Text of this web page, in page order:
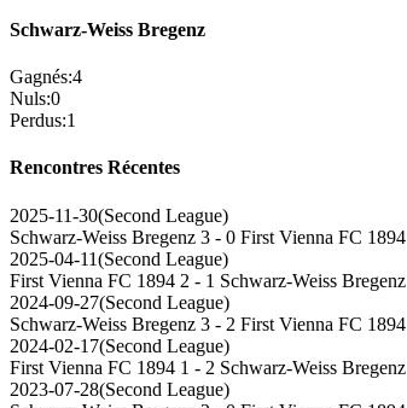
Schwarz-Weiss Bregenz
Gagnés:4
Nuls:0
Perdus:1
Rencontres Récentes
2025-11-30(Second League)
Schwarz-Weiss Bregenz 3 - 0 First Vienna FC 1894
2025-04-11(Second League)
First Vienna FC 1894 2 - 1 Schwarz-Weiss Bregenz
2024-09-27(Second League)
Schwarz-Weiss Bregenz 3 - 2 First Vienna FC 1894
2024-02-17(Second League)
First Vienna FC 1894 1 - 2 Schwarz-Weiss Bregenz
2023-07-28(Second League)